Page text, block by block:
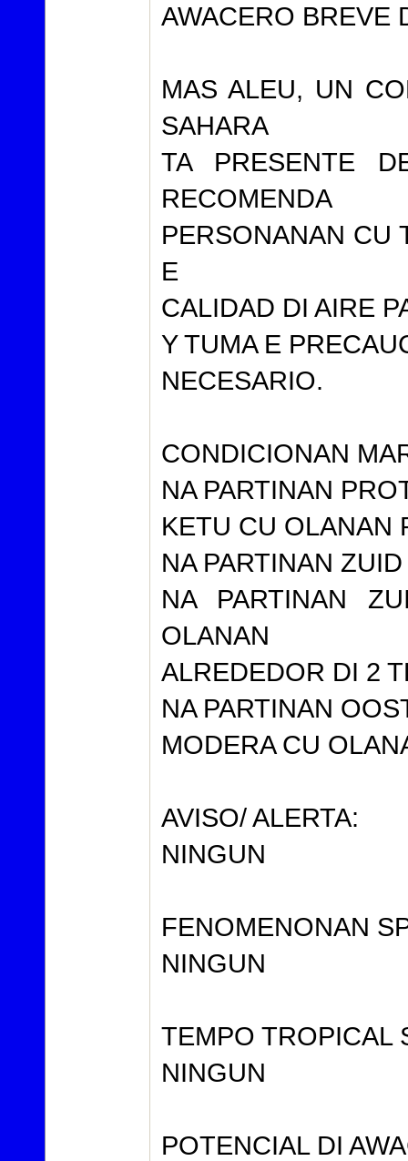
AWACERO BREVE
MAS ALEU, UN
SAHARA
TA PRESENTE
RECOMENDA
PERSONANAN CU
E
CALIDAD DI AIRE
Y TUMA E
NECESARIO.
CONDICIONAN
NA PARTINAN
KETU CU OLANAN
NA PARTINAN
NA PARTINAN
OLANAN
ALREDEDOR DI 2
NA PARTINAN
MODERA CU
AVISO/ ALERTA:
NINGUN
FENOMENONAN
NINGUN
TEMPO TROPICAL
NINGUN
POTENCIAL DI